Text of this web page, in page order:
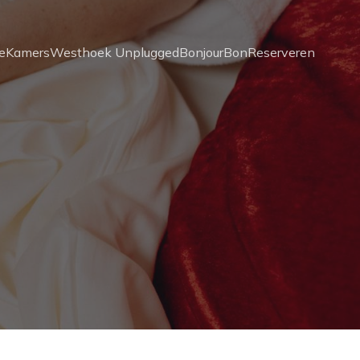
KamersWesthoek UnpluggedBonjourBonReserveren